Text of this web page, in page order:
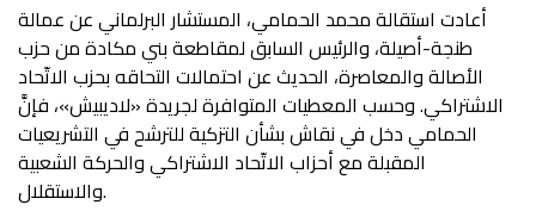
أعادت استقالة محمد الحمامي، المستشار البرلماني عن عمالة
طنجة-أصيلة، والرئيس السابق لمقاطعة بني مكادة من حزب
الأصالة والمعاصرة، الحديث عن احتمالات التحاقه بحزب الاتّحاد
الاشتراكي. وحسب المعطيات المتوافرة لجريدة «لاديبيش»، فإنَّ
الحمامي دخل في نقاش بشأن التزكية للترشح في التشريعيات
المقبلة مع أحزاب الاتّحاد الاشتراكي والحركة الشعبية
والاستقلال.